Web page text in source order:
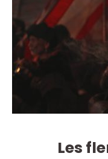
Les